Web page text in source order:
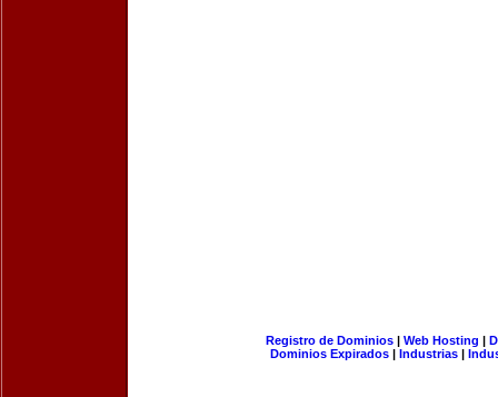
Registro de Dominios| Web Hosting |
Dominios Expirados | Industrias |